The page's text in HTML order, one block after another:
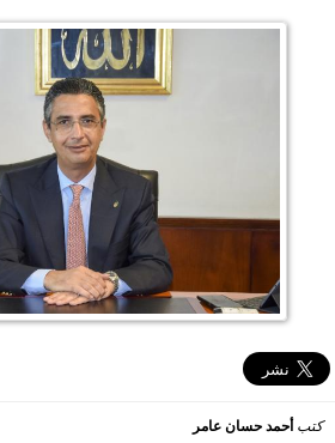
كتبأحمد حسان عامر